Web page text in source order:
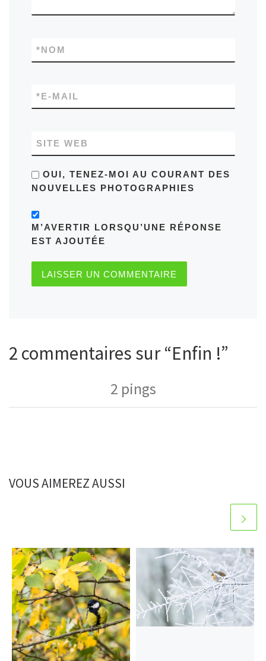
NOM
*
E-MAIL
*
SITE WEB
OUI, TENEZ-MOI AU COURANT DES
NOUVELLES PHOTOGRAPHIES
M’AVERTIR LORSQU’UNE RÉPONSE
EST AJOUTÉE
2 commentaires sur “Enfin !”
2 pings
VOUS AIMEREZ AUSSI